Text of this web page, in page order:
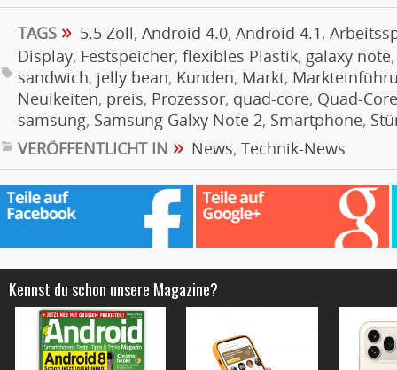
TAGS » 5.5 Zoll, Android 4.0, Android 4.1,
Display, Festspeicher, flexibles Plastik, galaxy note
sandwich, jelly bean, Kunden, Markt,
Neuikeiten, preis, Prozessor, quad-core, Quad-
samsung, Samsung Galxy Note 2, Smartphone,
VERÖFFENTLICHT IN » News, Technik-News
Kennst du schon unsere Magazine?